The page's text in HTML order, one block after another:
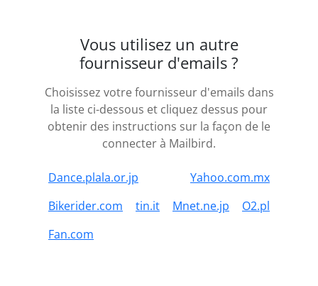
Vous utilisez un autre
fournisseur d'emails ?
Choisissez votre fournisseur d'emails dans
la liste ci-dessous et cliquez dessus pour
obtenir des instructions sur la façon de le
connecter à Mailbird.
Dance.plala.or.jp
Yahoo.com.mx
Bikerider.com
tin.it Mnet.ne.jp
O2.pl
Fan.com